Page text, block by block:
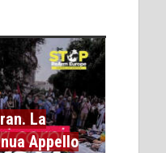
La
Appello